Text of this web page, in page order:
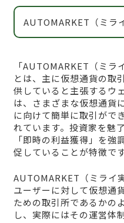
AUTOMARKET（ミラ
「AUTOMARKET（ミラ
とは、主に仮想通貨の取
供していると主張するウ
は、さまざまな仮想通貨
に向けて簡単に取引がで
れています。投資家を魅
「即時の利益獲得」を強
促していることが特徴です
AUTOMARKET（ミライ
ユーザーに対して仮想通
ための取引所であるかの
し、実際にはその運営体